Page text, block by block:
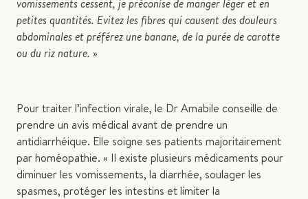
vomissements cessent, je préconise de manger léger et en
petites quantités. Evitez les fibres qui causent des douleurs
abdominales et préférez une banane, de la purée de carotte
ou du riz nature. »
Pour traiter l’infection virale, le Dr Amabile conseille de
prendre un avis médical avant de prendre un
antidiarrhéique. Elle soigne ses patients majoritairement
par homéopathie. « Il existe plusieurs médicaments pour
diminuer les vomissements, la diarrhée, soulager les
spasmes, protéger les intestins et limiter la